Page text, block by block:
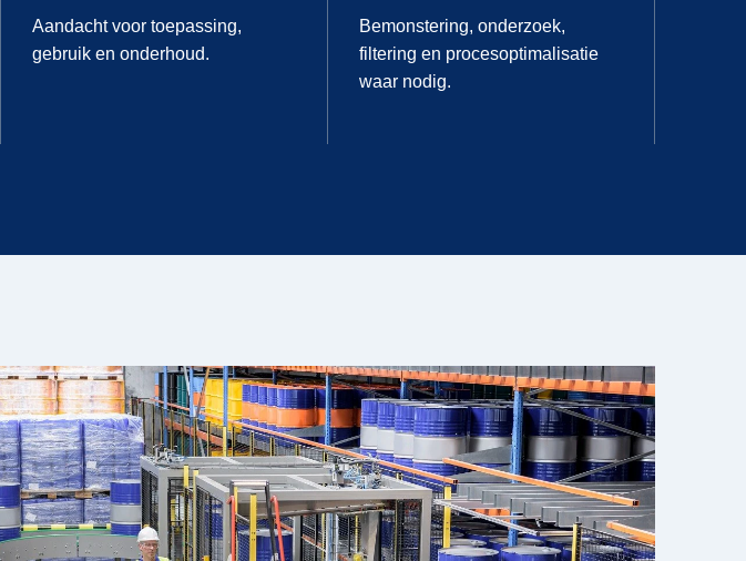
Aandacht voor toepassing,
gebruik en onderhoud.
Bemonstering, onderzoek,
filtering en procesoptimalisatie
waar nodig.